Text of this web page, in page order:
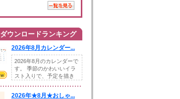
ダウンロードランキング
2026年8月カレンダー...
2026年8月のカレンダーで
す。 季節のかわいいイラ
スト入りで、予定を描き
2026年★8月★おしゃ...